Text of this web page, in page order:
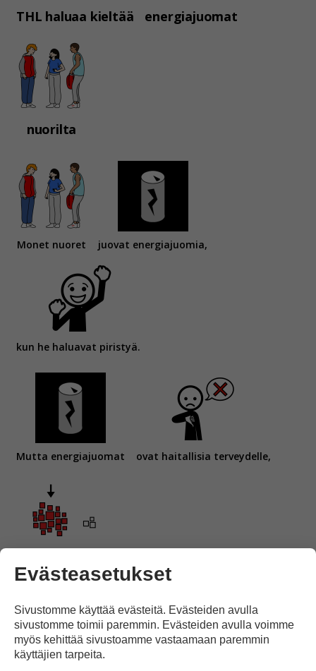
THL haluaa kieltää energiajuomat
nuorilta
Monet nuoret juovat energiajuomia,
kun he haluavat piristyä.
Mutta energiajuomat ovat haitallisia terveydelle,
Evästeasetukset
Sivustomme käyttää evästeitä. Evästeiden avulla
sivustomme toimii paremmin. Evästeiden avulla voimme
myös kehittää sivustoamme vastaamaan paremmin
käyttäjien tarpeita.